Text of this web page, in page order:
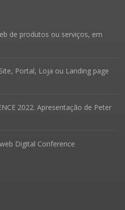
de produtos ou serviços, em
Portal, Loja ou Landing page
2022. Apresentação de Peter
Digital Conference